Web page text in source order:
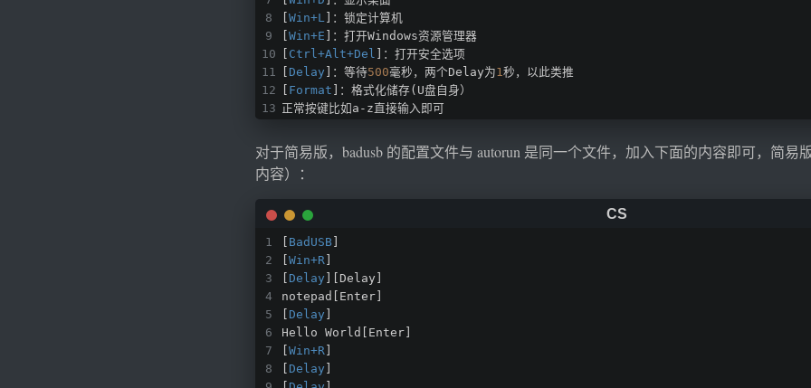
[Win+L ]：锁定计算机
[Win+E ]：打开Windows资源管理器
[ Ctrl+Alt+Del ]：打开安全选项
[ Delay ]：等待500毫秒，两个Delay为1 秒，以此类推
[ Format ]：格式化储存(U盘自身）
正常按键比如a-z直接输入即可
对于简易版，badusb 的配置文件与 autorun 是同一个文件，加入下面的内容即可，简易
内容）：
[ BadUSB]
[Win+R ]
[ Delay ][Delay]
notepad[Enter]
[ Delay ]
Hello World[Enter]
[Win+R ]
[ Delay ]